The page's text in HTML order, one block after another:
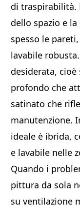
di traspirabilità.
dello spazio e
spesso le
lavabile
desiderata, cioè
profondo che
satinato che
manutenzione.
ideale è ibrida,
e lavabile nelle
Quando i
pittura da sola
su ventilazione